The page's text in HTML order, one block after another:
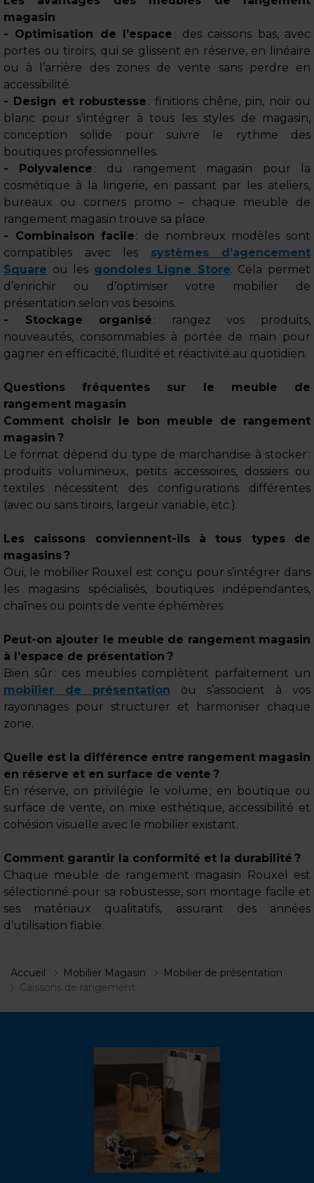
magasin
- Optimisation de l’espace : des caissons bas, avec
portes ou tiroirs, qui se glissent en réserve, en linéaire
ou à l’arrière des zones de vente sans perdre en
accessibilité.
- Design et robustesse : finitions chêne, pin, noir ou
blanc pour s’intégrer à tous les styles de magasin,
conception solide pour suivre le rythme des
boutiques professionnelles.
- Polyvalence : du rangement magasin pour la
cosmétique à la lingerie, en passant par les ateliers,
bureaux ou corners promo – chaque meuble de
rangement magasin trouve sa place.
- Combinaison facile : de nombreux modèles sont
compatibles avec les systèmes d’agencement
Square ou les gondoles Ligne Store. Cela permet
d’enrichir ou d’optimiser votre mobilier de
présentation selon vos besoins.
- Stockage organisé : rangez vos produits,
nouveautés, consommables à portée de main pour
gagner en efficacité, fluidité et réactivité au quotidien.
Questions fréquentes sur le meuble de
rangement magasin
Comment choisir le bon meuble de rangement
magasin ?
Le format dépend du type de marchandise à stocker :
produits volumineux, petits accessoires, dossiers ou
textiles nécessitent des configurations différentes
(avec ou sans tiroirs, largeur variable, etc.).
Les caissons conviennent-ils à tous types de
magasins ?
Oui, le mobilier Rouxel est conçu pour s’intégrer dans
les magasins spécialisés, boutiques indépendantes,
chaînes ou points de vente éphémères.
Peut-on ajouter le meuble de rangement magasin
à l’espace de présentation ?
Bien sûr : ces meubles complètent parfaitement un
mobilier de présentation ou s’associent à vos
rayonnages pour structurer et harmoniser chaque
zone.
Quelle est la différence entre rangement magasin
en réserve et en surface de vente ?
En réserve, on privilégie le volume ; en boutique ou
surface de vente, on mixe esthétique, accessibilité et
cohésion visuelle avec le mobilier existant.
Comment garantir la conformité et la durabilité ?
Chaque meuble de rangement magasin Rouxel est
sélectionné pour sa robustesse, son montage facile et
ses matériaux qualitatifs, assurant des années
d’utilisation fiable.
Accueil Mobilier Magasin
Mobilier de présentation
Caissons de rangement